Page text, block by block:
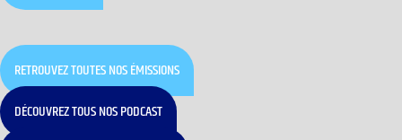
RETROUVEZ TOUTES NOS ÉMISSIONS
DÉCOUVREZ TOUS NOS PODCAST